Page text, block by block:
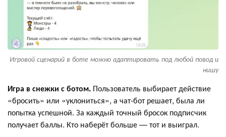
Игровой сценарий в боте можно адаптировать под любой повод и
нишу
Игра в снежки с ботом. Пользователь выбирает действие
«бросить» или «уклониться», а чат-бот решает, была ли
попытка успешной. За каждый точный бросок подписчик
получает баллы. Кто наберёт больше — тот и выиграл.